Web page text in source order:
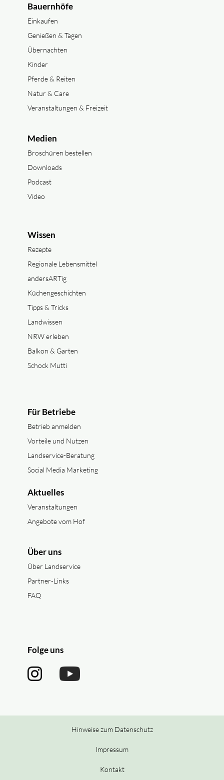
Bauernhöfe
Einkaufen
Genießen & Tagen
Übernachten
Kinder
Pferde & Reiten
Natur & Care
Veranstaltungen & Freizeit
Medien
Broschüren bestellen
Downloads
Podcast
Video
Wissen
Rezepte
Regionale Lebensmittel
andersARTig
Küchengeschichten
Tipps & Tricks
Landwissen
NRW erleben
Balkon & Garten
Schock Mutti
Für Betriebe
Betrieb anmelden
Vorteile und Nutzen
Landservice-Beratung
Social Media Marketing
Aktuelles
Veranstaltungen
Angebote vom Hof
Über uns
Über Landservice
Partner-Links
FAQ
Folge uns
Hinweise zum Datenschutz
Impressum
Kontakt